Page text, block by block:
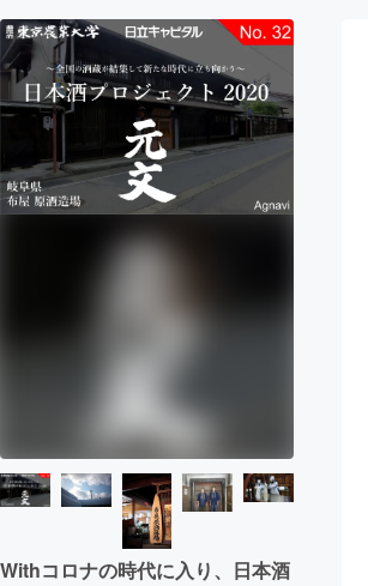
テクノロジー・ガジェット
映像・映画
ビジネス・起業
Withコロナの時代に入り、日本酒